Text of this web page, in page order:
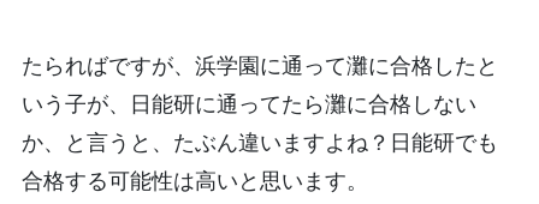
たらればですが、浜学園に通って灘に合格したと
いう子が、日能研に通ってたら灘に合格しない
か、と言うと、たぶん違いますよね？日能研でも
合格する可能性は高いと思います。